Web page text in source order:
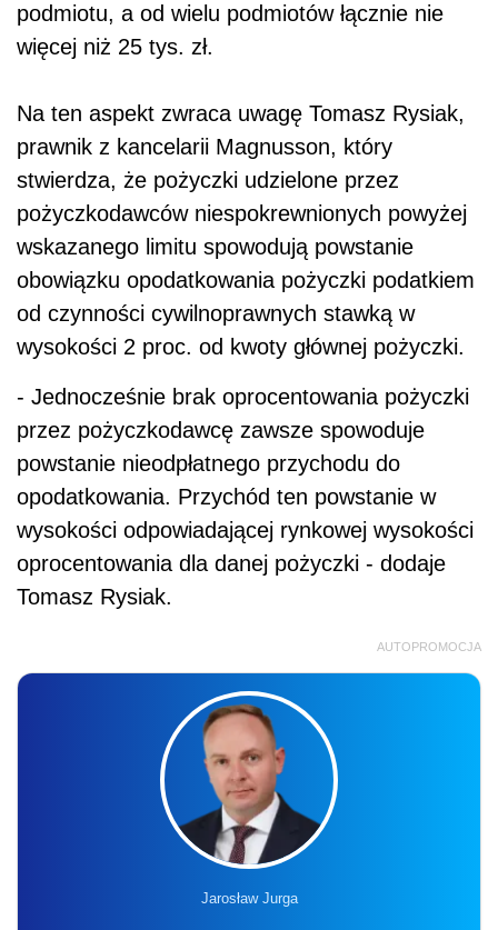
podmiotu, a od wielu podmiotów łącznie nie
więcej niż 25 tys. zł.
Na ten aspekt zwraca uwagę Tomasz Rysiak,
prawnik z kancelarii Magnusson, który
stwierdza, że pożyczki udzielone przez
pożyczkodawców niespokrewnionych powyżej
wskazanego limitu spowodują powstanie
obowiązku opodatkowania pożyczki podatkiem
od czynności cywilnoprawnych stawką w
wysokości 2 proc. od kwoty głównej pożyczki.
- Jednocześnie brak oprocentowania pożyczki
przez pożyczkodawcę zawsze spowoduje
powstanie nieodpłatnego przychodu do
opodatkowania. Przychód ten powstanie w
wysokości odpowiadającej rynkowej wysokości
oprocentowania dla danej pożyczki - dodaje
Tomasz Rysiak.
AUTOPROMOCJA
Jarosław Jurga